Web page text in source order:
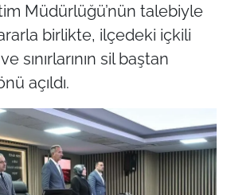
Müdürlüğü’nün talebiyle
birlikte, ilçedeki içkili
sınırlarının sil baştan
açıldı.